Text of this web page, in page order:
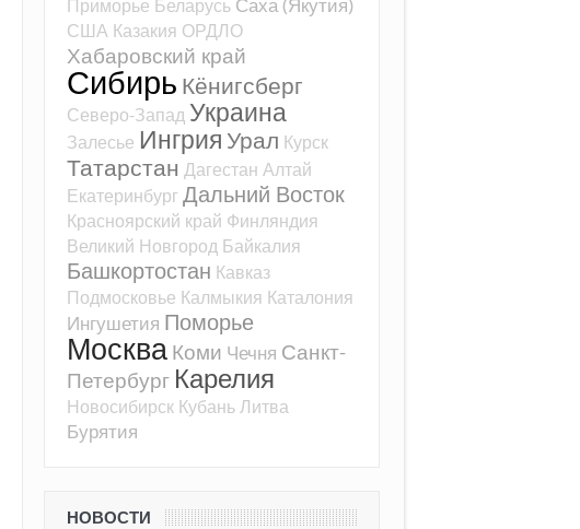
Приморье Беларусь
США Казакия ОРДЛО
Хабаровский край
Сибирь Кёнигсберг
Северо-Запад Украина
Залесье Ингрия Урал Курск
Татарстан Дагестан Алтай
Екатеринбург Дальний Восток
Красноярский край Финляндия
Великий Новгород Байкалия
Башкортостан Кавказ
Подмосковье Калмыкия Каталония
Ингушетия Поморье
Москва Коми Чечня Санкт-
Петербург Карелия
Новосибирск КубаньЛитва
Бурятия
НОВОСТИ